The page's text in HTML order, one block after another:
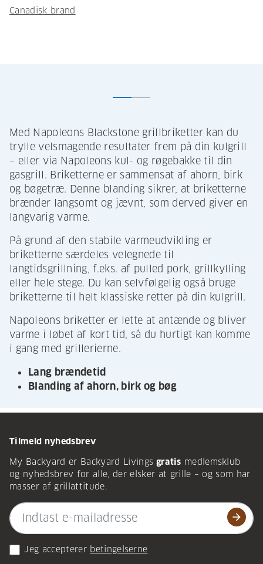
Canadisk brand
Med Napoleons Blackstone grillbriketter kan du
trylle velsmagende resultater frem på din kulgrill
– eller via Napoleons kul- og røgebakke til din
gasgrill. Briketterne er sammensat af ​​ahorn, birk
og bøgetræ. Denne blanding sikrer, at briketterne
brænder langsomt og jævnt, som derved giver en
langvarig varme.
På grund af den stabile varmeudvikling er
briketterne særdeles velegnede til
langtidsgrillning, f.eks. af pulled pork, grillkylling
eller hele stege. Du kan selvfølgelig også bruge
briketterne til helt klassiske retter på din kulgrill.
Napoleons briketter er lette at antænde og bliver
varme i løbet af kort tid, så du hurtigt kan komme
i gang med grillerierne.
Lang brændetid
Blanding af ahorn, birk og bøg
Tilmeld nyhedsbrev
My Backyard er Backyard Livings gratis medlemsklub
og nyhedsbrev for alle, der elsker at grille – og som har
masser af grillattitude.
arrow_forward
Jeg accepterer betingelserne